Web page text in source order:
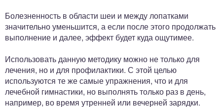
Болезненность в области шеи и между лопатками
значительно уменьшится, а если после этого продолжать
выполнение и далее, эффект будет куда ощутимее.
Использовать данную методику можно не только для
лечения, но и для профилактики. С этой целью
используются те же самые упражнения, что и для
лечебной гимнастики, но выполнять только раз в день,
например, во время утренней или вечерней зарядки.